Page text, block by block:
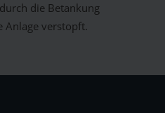
die Betankung
Anlage verstopft.